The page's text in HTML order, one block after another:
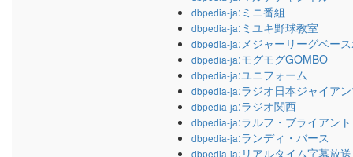
dbpedia-ja:ミニ番組
dbpedia-ja:ミユキ野球教室
dbpedia-ja:メジャーリーグベー
dbpedia-ja:モグモグGOMBO
dbpedia-ja:ユニフォーム
dbpedia-ja:ラジオ日本ジャイア
dbpedia-ja:ラジオ関西
dbpedia-ja:ラルフ・ブライアント
dbpedia-ja:ランディ・バース
dbpedia-ja:リアルタイム字幕放送